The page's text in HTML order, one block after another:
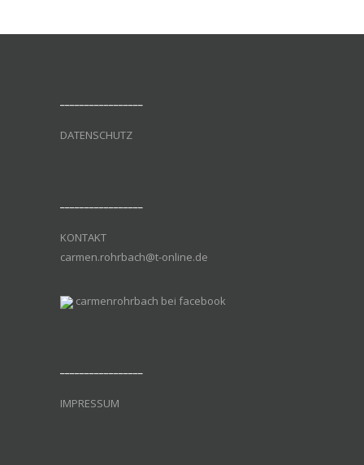
DATENSCHUTZ
KONTAKT
carmen.rohrbach@t-online.de
carmenrohrbach bei facebook
IMPRESSUM